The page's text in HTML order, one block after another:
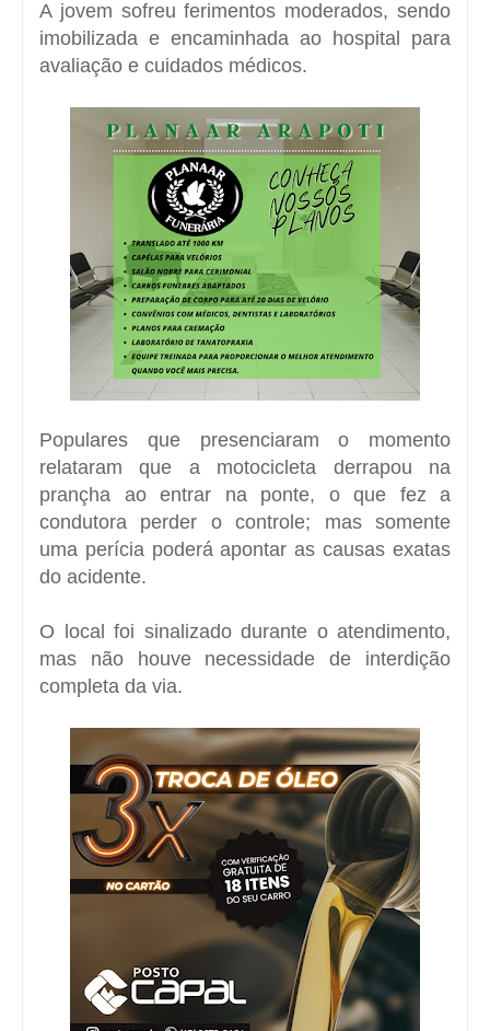
A jovem sofreu ferimentos moderados, sendo
imobilizada e encaminhada ao hospital para
avaliação e cuidados médicos.
Populares que presenciaram o momento
relataram que a motocicleta derrapou na
prançha ao entrar na ponte, o que fez a
condutora perder o controle; mas somente
uma perícia poderá apontar as causas exatas
do acidente.
O local foi sinalizado durante o atendimento,
mas não houve necessidade de interdição
completa da via.